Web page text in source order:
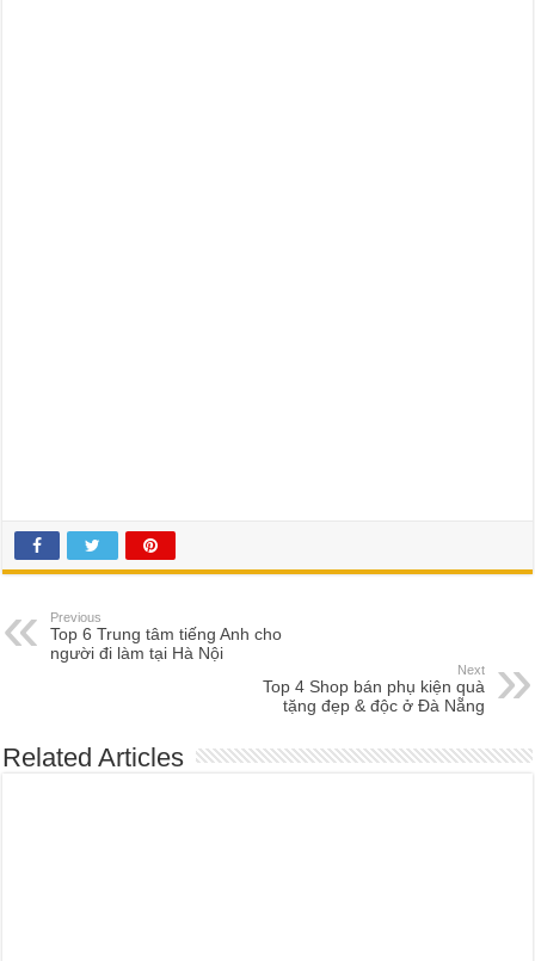
Previous
Top 6 Trung tâm tiếng Anh cho
người đi làm tại Hà Nội
Next
Top 4 Shop bán phụ kiện quà
tặng đẹp & độc ở Đà Nẵng
Related Articles